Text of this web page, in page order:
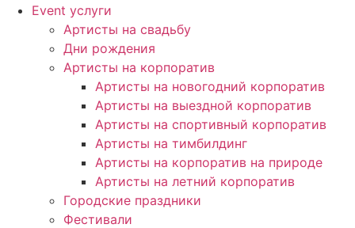
Event услуги
Артисты на свадьбу
Дни рождения
Артисты на корпоратив
Артисты на новогодний корпоратив
Артисты на выездной корпоратив
Артисты на спортивный корпоратив
Артисты на тимбилдинг
Артисты на корпоратив на природе
Артисты на летний корпоратив
Городские праздники
Фестивали